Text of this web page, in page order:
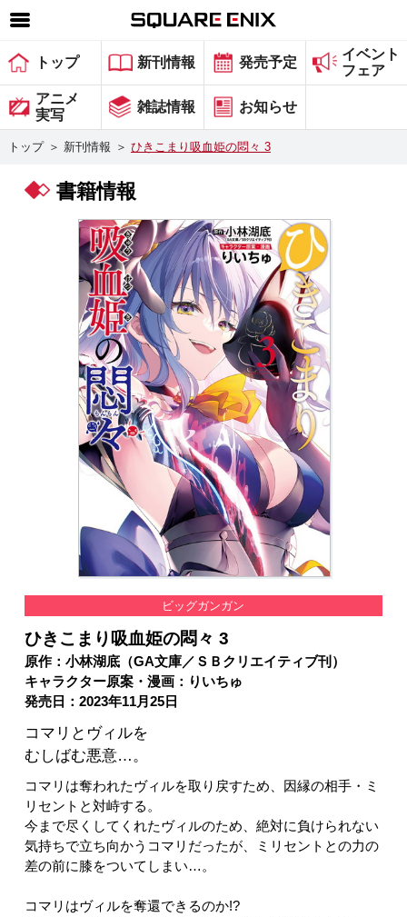
SQUARE ENIX 公式サイトメニュー
ゲーム
マガジン＆ブックス
グッズ
会社情報 採用情報
スクウェア・エニックス サイト内検索
トップ 新刊情報 発売予定
イベント
フェア
アニメ
実写
雑誌情報 お知らせ
トップ ＞ 新刊情報 ＞ ひきこまり吸血姫の悶々 3
書籍情報
ビッグガンガン
ひきこまり吸血姫の悶々 3
原作：小林湖底（GA文庫／ＳＢクリエイティブ刊）
キャラクター原案・漫画：りいちゅ
発売日：2023年11月25日
コマリとヴィルを
むしばむ悪意…。
コマリは奪われたヴィルを取り戻すため、因縁の相手・ミ
リセントと対峙する。
今まで尽くしてくれたヴィルのため、絶対に負けられない
気持ちで立ち向かうコマリだったが、ミリセントとの力の
差の前に膝をついてしまい…。
コマリはヴィルを奪還できるのか!?